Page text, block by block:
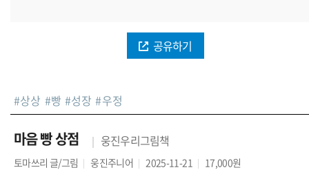
공유하기
#상상 #빵 #성장 #우정
마음 빵 상점 웅진우리그림책
토마쓰리 글/그림 웅진주니어 2025-11-21 17,000원